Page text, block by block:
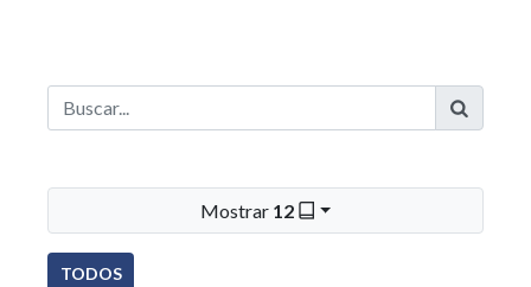
Mostrar 12
TODOS